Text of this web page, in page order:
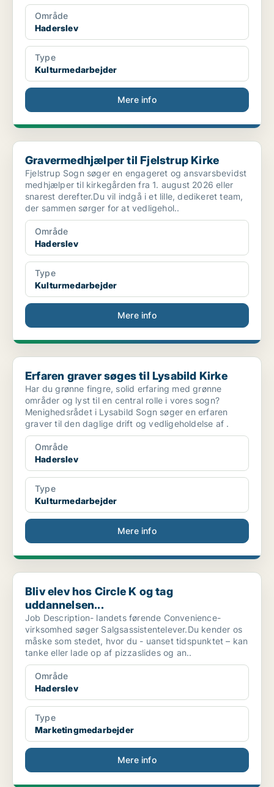
Område
Haderslev
Type
Kulturmedarbejder
Mere info
Gravermedhjælper til Fjelstrup Kirke
Gravermedhjælper til Fjelstrup Kirke
Fjelstrup Sogn søger en engageret og ansvarsbevidst
medhjælper til kirkegården fra 1. august 2026 eller
snarest derefter.Du vil indgå i et lille, dedikeret team,
der sammen sørger for at vedligehol..
Område
Haderslev
Type
Kulturmedarbejder
Mere info
Erfaren graver søges til Lysabild Kirke
Erfaren graver søges til Lysabild Kirke
Har du grønne fingre, solid erfaring med grønne
områder og lyst til en central rolle i vores sogn?
Menighedsrådet i Lysabild Sogn søger en erfaren
graver til den daglige drift og vedligeholdelse af .
Område
Haderslev
Type
Kulturmedarbejder
Mere info
Bliv elev hos Circle K og tag uddannelsen...
Bliv elev hos Circle K og tag
uddannelsen...
Job Description- landets førende Convenience-
virksomhed søger Salgsassistentelever.Du kender os
måske som stedet, hvor du - uanset tidspunktet – kan
tanke eller lade op af pizzaslides og an..
Område
Haderslev
Type
Marketingmedarbejder
Mere info